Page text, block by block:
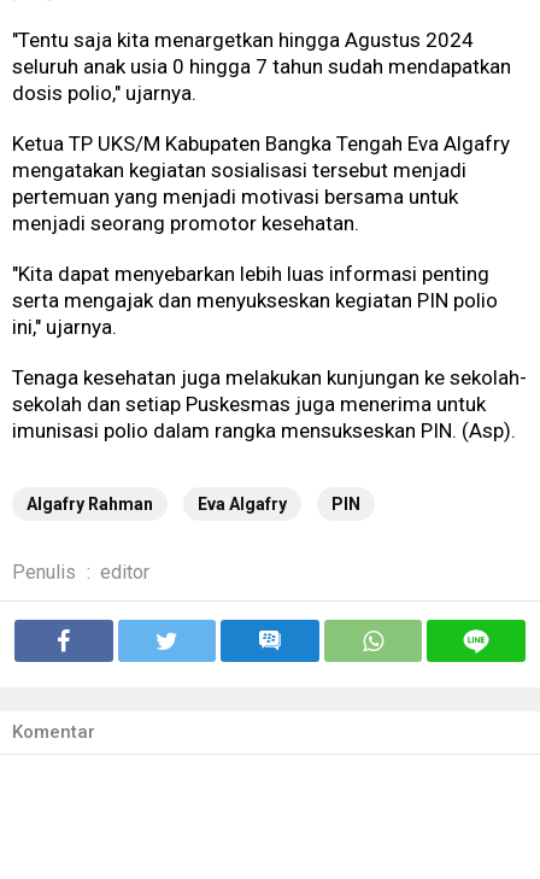
"Tentu saja kita menargetkan hingga Agustus 2024
seluruh anak usia 0 hingga 7 tahun sudah mendapatkan
dosis polio," ujarnya.
Ketua TP UKS/M Kabupaten Bangka Tengah Eva Algafry
mengatakan kegiatan sosialisasi tersebut menjadi
pertemuan yang menjadi motivasi bersama untuk
menjadi seorang promotor kesehatan.
"Kita dapat menyebarkan lebih luas informasi penting
serta mengajak dan menyukseskan kegiatan PIN polio
ini," ujarnya.
Tenaga kesehatan juga melakukan kunjungan ke sekolah-
sekolah dan setiap Puskesmas juga menerima untuk
imunisasi polio dalam rangka mensukseskan PIN. (Asp).
Algafry Rahman Eva Algafry PIN
Penulis : editor
Komentar